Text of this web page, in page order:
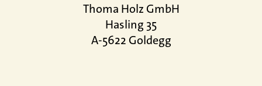
Thoma Holz GmbH
Hasling 35
A-5622 Goldegg